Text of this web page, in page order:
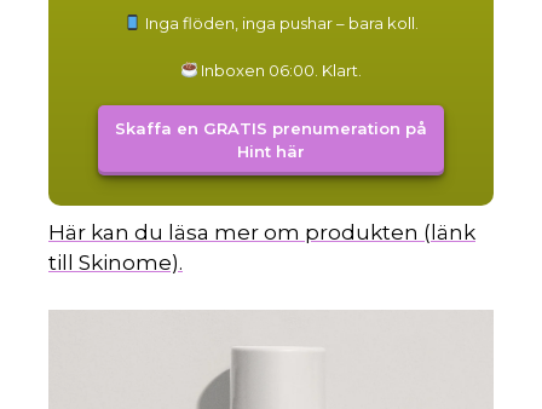
Inga flöden, inga pushar – bara koll.
Inboxen 06:00. Klart.
Skaffa en GRATIS prenumeration på
Hint här
Här kan du läsa mer om produkten (länk
till Skinome).